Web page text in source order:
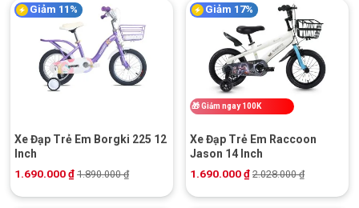
Giảm 11%
Xe Đạp Trẻ Em Borgki 225 12
Inch
1.690.000₫ 1.890.000₫
Giảm 17%
🎁Giảm ngay 100K
Xe Đạp Trẻ Em Raccoon
Jason 14 Inch
1.690.000₫ 2.028.000₫